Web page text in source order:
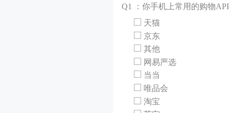
Q1 ：你手机上常用的购物
天猫
京东
其他
网易严选
当当
唯品会
淘宝